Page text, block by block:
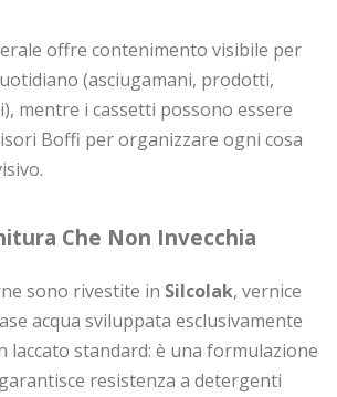
offre contenimento visibile per
(asciugamani, prodotti,
mentre i cassetti possono essere
Boffi per organizzare ogni cosa
Che Non Invecchia
sono rivestite in Silcolak, vernice
acqua sviluppata esclusivamente
laccato standard: è una formulazione
resistenza a detergenti